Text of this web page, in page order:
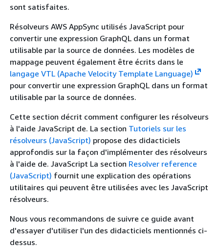
sont satisfaites.
Résolveurs AWS AppSync utilisés JavaScript pour
convertir une expression GraphQL dans un format
utilisable par la source de données. Les modèles de
mappage peuvent également être écrits dans le
langage VTL (Apache Velocity Template Language)
pour convertir une expression GraphQL dans un format
utilisable par la source de données.
Cette section décrit comment configurer les résolveurs
à l'aide JavaScript de. La section Tutoriels sur les
résolveurs (JavaScript) propose des didacticiels
approfondis sur la façon d'implémenter des résolveurs
à l'aide de. JavaScript La section Resolver reference
(JavaScript) fournit une explication des opérations
utilitaires qui peuvent être utilisées avec les JavaScript
résolveurs.
Nous vous recommandons de suivre ce guide avant
d'essayer d'utiliser l'un des didacticiels mentionnés ci-
dessus.